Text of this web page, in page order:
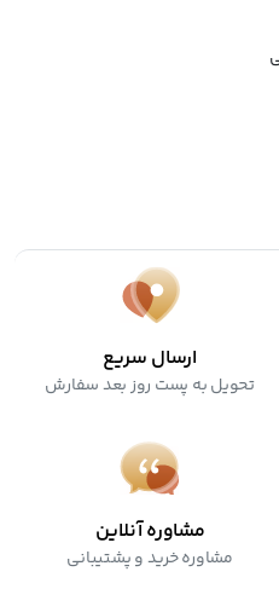
ارسال سریع
تحویل به پست روز بعد سفارش
مشاوره آنلاین
مشاوره خرید و پشتیبانی